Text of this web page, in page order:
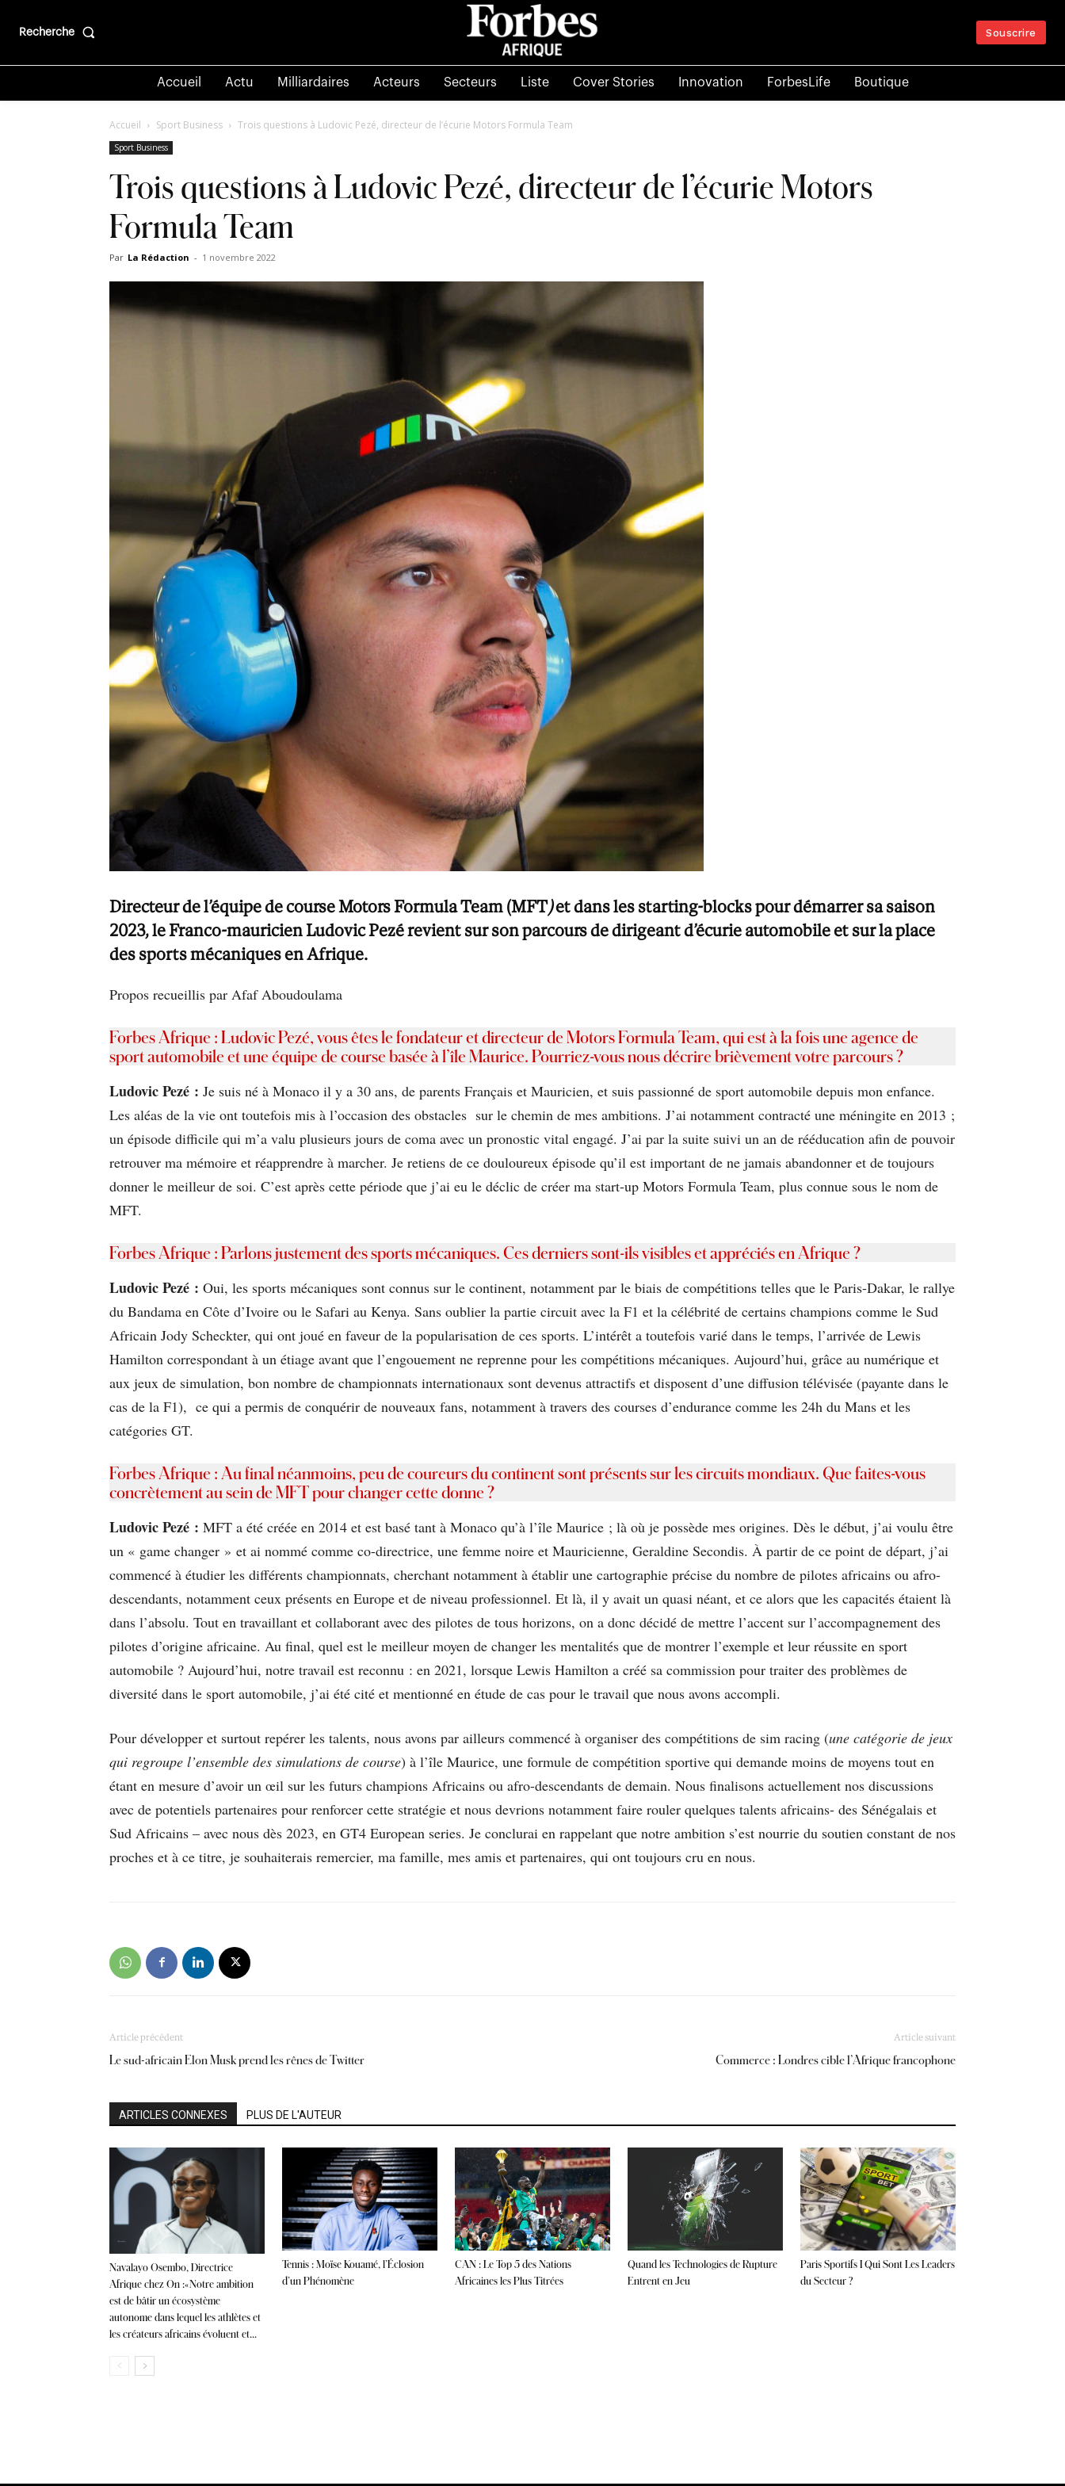
Recherche Souscrire
Accueil Actu Milliardaires Acteurs Secteurs Liste Cover Stories Innovation ForbesLife Boutique
Accueil Sport Business Trois questions à Ludovic Pezé, directeur de l’écurie Motors Formula Team
Sport Business
Trois questions à Ludovic Pezé, directeur de l’écurie Motors
Formula Team
Par La Rédaction - 1 novembre 2022
Directeur de l’équipe de courseMotors Formula Team (MFT)et dans les starting-blocks pour démarrer sa saison
2023, le Franco-mauricien Ludovic Pezé revient sur son parcours de dirigeant d’écurie automobile et sur la place
des sports mécaniques en Afrique.
Propos recueillis par Afaf Aboudoulama
Forbes Afrique : Ludovic Pezé, vous êtes le fondateur et directeur de Motors Formula Team, qui est à la fois une agence de
sport automobile et une équipe de course basée à l’île Maurice. Pourriez-vous nous décrire brièvement votre parcours ?
Ludovic Pezé : Je suis né à Monaco il y a 30 ans, de parents Français et Mauricien, et suis passionné de sport automobile depuis mon enfance.
Les aléas de la vie ont toutefois mis à l’occasion des obstacles sur le chemin de mes ambitions. J’ai notamment contracté une méningite en 2013 ;
un épisode difficile qui m’a valu plusieurs jours de coma avec un pronostic vital engagé. J’ai par la suite suivi un an de rééducation afin de pouvoir
retrouver ma mémoire et réapprendre à marcher. Je retiens de ce douloureux épisode qu’il est important de ne jamais abandonner et de toujours
donner le meilleur de soi. C’est après cette période que j’ai eu le déclic de créer ma start-up Motors Formula Team, plus connue sous le nom de
MFT.
Forbes Afrique : Parlons justement des sports mécaniques. Ces derniers sont-ils visibles et appréciés en Afrique ?
Ludovic Pezé : Oui, les sports mécaniques sont connus sur le continent, notamment par le biais de compétitions telles que le Paris-Dakar, le rallye
du Bandama en Côte d’Ivoire ou le Safari au Kenya. Sans oublier la partie circuit avec la F1 et la célébrité de certains champions comme le Sud
Africain Jody Scheckter, qui ont joué en faveur de la popularisation de ces sports. L’intérêt a toutefois varié dans le temps, l’arrivée de Lewis
Hamilton correspondant à un étiage avant que l’engouement ne reprenne pour les compétitions mécaniques. Aujourd’hui, grâce au numérique et
aux jeux de simulation, bon nombre de championnats internationaux sont devenus attractifs et disposent d’une diffusion télévisée (payante dans le
cas de la F1), ce qui a permis de conquérir de nouveaux fans, notamment à travers des courses d’endurance comme les 24h du Mans et les
catégories GT.
Forbes Afrique : Au final néanmoins, peu de coureurs du continent sont présents sur les circuits mondiaux. Que faites-vous
concrètement au sein de MFT pour changer cette donne ?
Ludovic Pezé : MFT a été créée en 2014 et est basé tant à Monaco qu’à l’île Maurice ; là où je possède mes origines. Dès le début, j’ai voulu être
un « game changer » et ai nommé comme co-directrice, une femme noire et Mauricienne, Geraldine Secondis. À partir de ce point de départ, j’ai
commencé à étudier les différents championnats, cherchant notamment à établir une cartographie précise du nombre de pilotes africains ou afro-
descendants, notamment ceux présents en Europe et de niveau professionnel. Et là, il y avait un quasi néant, et ce alors que les capacités étaient là
dans l’absolu. Tout en travaillant et collaborant avec des pilotes de tous horizons, on a donc décidé de mettre l’accent sur l’accompagnement des
pilotes d’origine africaine. Au final, quel est le meilleur moyen de changer les mentalités que de montrer l’exemple et leur réussite en sport
automobile ? Aujourd’hui, notre travail est reconnu : en 2021, lorsque Lewis Hamilton a créé sa commission pour traiter des problèmes de
diversité dans le sport automobile, j’ai été cité et mentionné en étude de cas pour le travail que nous avons accompli.
Pour développer et surtout repérer les talents, nous avons par ailleurs commencé à organiser des compétitions de sim racing (une catégorie de jeux
qui regroupe l’ensemble des simulations de course) à l’île Maurice, une formule de compétition sportive qui demande moins de moyens tout en
étant en mesure d’avoir un œil sur les futurs champions Africains ou afro-descendants de demain. Nous finalisons actuellement nos discussions
avec de potentiels partenaires pour renforcer cette stratégie et nous devrions notamment faire rouler quelques talents africains- des Sénégalais et
Sud Africains – avec nous dès 2023, en GT4 European series. Je conclurai en rappelant que notre ambition s’est nourrie du soutien constant de nos
proches et à ce titre, je souhaiterais remercier, ma famille, mes amis et partenaires, qui ont toujours cru en nous.
Article précédent
Le sud-africain Elon Musk prend les rênes de Twitter
Article suivant
Commerce : Londres cible l’Afrique francophone
ARTICLES CONNEXES PLUS DE L'AUTEUR
Navalayo Osembo, Directrice
Afrique chez On :« Notre ambition
est de bâtir un écosystème
autonome dans lequel les athlètes et
les créateurs africains évoluent et...
Tennis : Moïse Kouamé, l’Éclosion
d’un Phénomène
CAN : Le Top 5 des Nations
Africaines les Plus Titrées
Quand les Technologies de Rupture
Entrent en Jeu
Paris Sportifs I Qui Sont Les Leaders
du Secteur ?